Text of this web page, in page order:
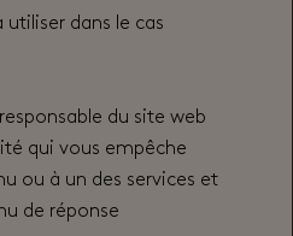
dans le cas
du site web
qui vous empêche
ou à un des services et
de réponse